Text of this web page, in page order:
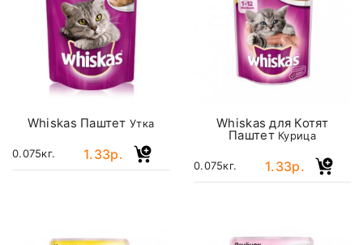
Whiskas ПаштетУтка
0.075кг. 1.33р.
Whiskas для Котят
ПаштетКурица
0.075кг. 1.33р.